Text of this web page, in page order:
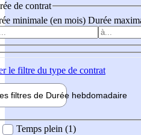
de contrat
minimale (en mois) Durée
le filtre du type de contrat
filtres de Durée hebdomadaire
Temps plein (1)